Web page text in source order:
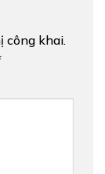
công khai.